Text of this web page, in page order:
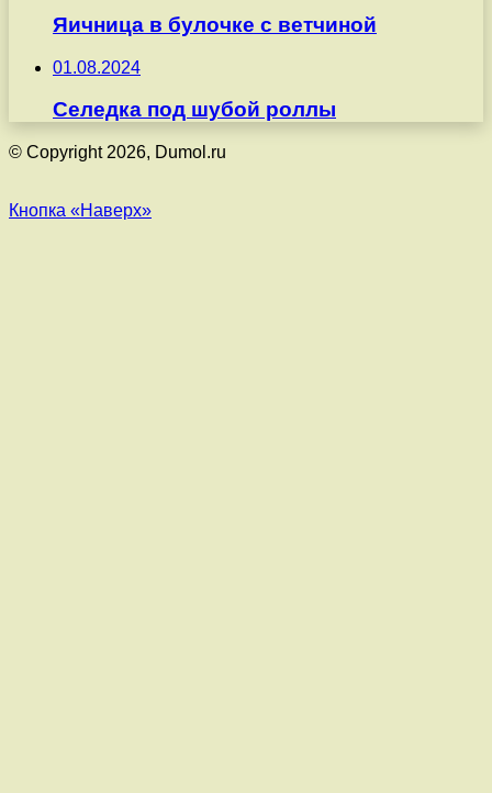
Яичница в булочке с ветчиной
01.08.2024
Селедка под шубой роллы
© Copyright 2026, Dumol.ru
Кнопка «Наверх»